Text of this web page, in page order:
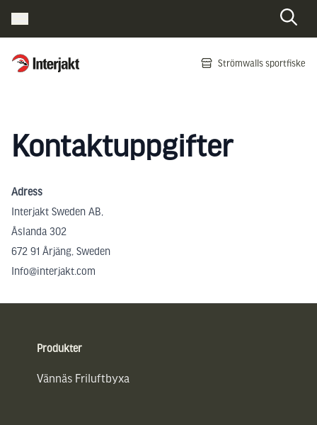
Interjakt SE Strömwalls sportfiske
Kontaktuppgifter
Adress
Interjakt Sweden AB,
Åslanda 302
672 91 Årjäng, Sweden
Info@interjakt.com
Produkter
Vännäs Friluftbyxa